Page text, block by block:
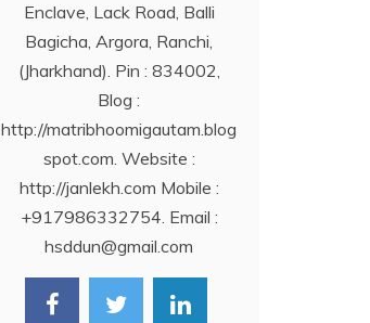
Enclave, Lack Road, Balli
Bagicha, Argora, Ranchi,
(Jharkhand). Pin : 834002,
Blog :
http://matribhoomigautam.blog
spot.com. Website :
http://janlekh.com Mobile :
+917986332754. Email :
hsddun@gmail.com